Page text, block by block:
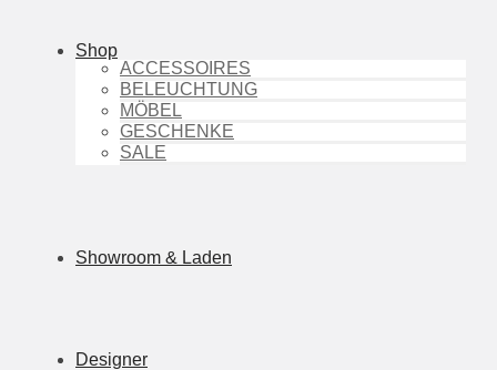
Shop
ACCESSOIRES
BELEUCHTUNG
MÖBEL
GESCHENKE
SALE
Showroom & Laden
Designer